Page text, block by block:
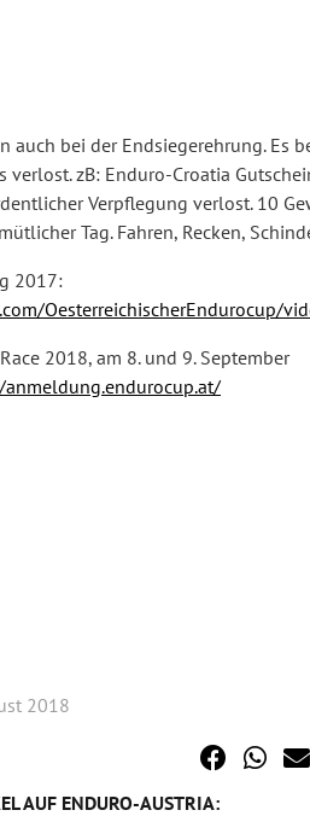
auch bei der Endsiegerehrung. Es
verlost. zB: Enduro-Croatia
Verpflegung verlost. 10
Tag. Fahren, Recken,
2017:
OesterreichischerEndurocup/
2018, am 8. und 9. September
2018
AUF ENDURO-AUSTRIA: